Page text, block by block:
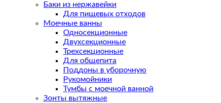
Баки из нержавейки
Для пищевых отходов
Моечные ванны
Односекционные
Двухсекционные
Трехсекционные
Для общепита
Поддоны в уборочную
Рукомойники
Тумбы с моечной ванной
Зонты вытяжные